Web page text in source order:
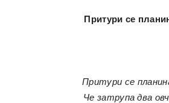
Притури се
Притури се
Че затрупа два